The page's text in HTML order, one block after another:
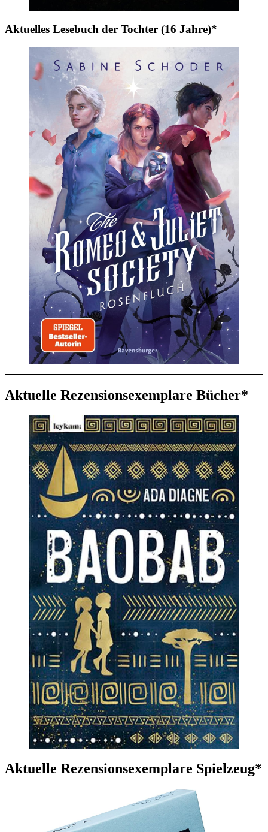
Aktuelles Lesebuch der Tochter (16 Jahre)*
Aktuelle Rezensionsexemplare Bücher*
Aktuelle Rezensionsexemplare Spielzeug*